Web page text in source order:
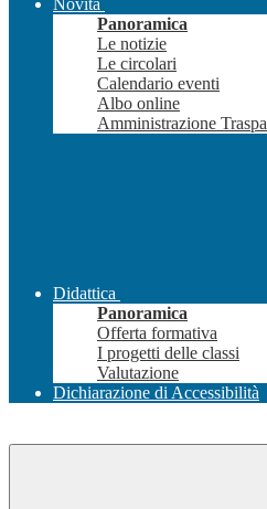
Novità
Panoramica
Le notizie
Le circolari
Calendario eventi
Albo online
Amministrazione
Didattica
Panoramica
Offerta formativa
I progetti delle classi
Valutazione
Dichiarazione di Accessibilità